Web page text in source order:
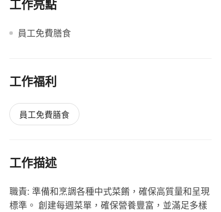
工作亮點
員工免費膳食
工作福利
員工免費膳食
工作描述
職責: 準備和烹調各種中式菜餚，確保高質量和呈現
標準。 創建每週菜單，確保營養豐富，並滿足多樣